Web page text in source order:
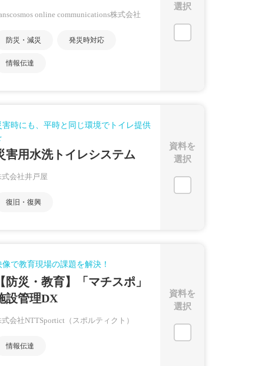
online communications株式会社
防災・減災 発災時対応
情報伝達
選択
害時にも、平時と同じ環境でトイレ提供
害用水洗トイレシステム
式会社井戸屋
復旧・復興
資料を
選択
像で教育現場の課題を解決！
【防災・教育】「マチスポ」
設管理DX
式会社NTTSportict（スポルティクト）
情報伝達
資料を
選択